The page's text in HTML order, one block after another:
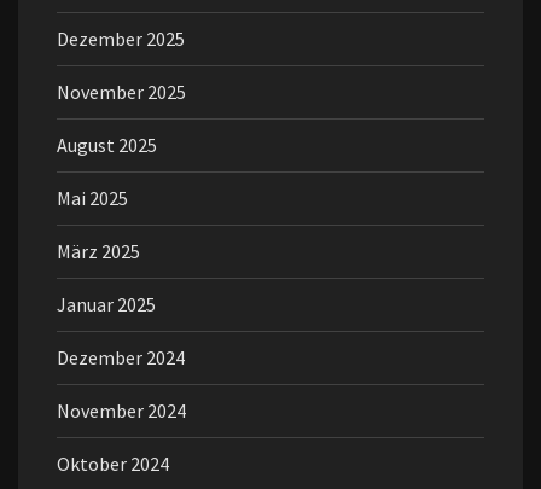
Dezember 2025
November 2025
August 2025
Mai 2025
März 2025
Januar 2025
Dezember 2024
November 2024
Oktober 2024